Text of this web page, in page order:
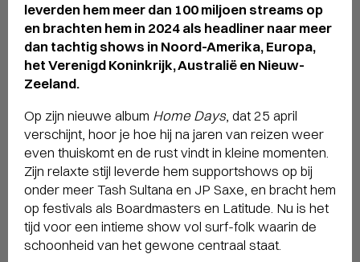
leverden hem meer dan 100 miljoen streams op
en brachten hem in 2024 als headliner naar meer
dan tachtig shows in Noord-Amerika, Europa,
het Verenigd Koninkrijk, Australië en Nieuw-
Zeeland.
Op zijn nieuwe album Home Days , dat 25 april
verschijnt, hoor je hoe hij na jaren van reizen weer
even thuiskomt en de rust vindt in kleine momenten.
Zijn relaxte stijl leverde hem supportshows op bij
onder meer Tash Sultana en JP Saxe, en bracht hem
op festivals als Boardmasters en Latitude. Nu is het
tijd voor een intieme show vol surf-folk waarin de
schoonheid van het gewone centraal staat.